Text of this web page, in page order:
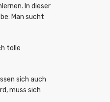
In dieser
Man sucht
tolle
sich auch
muss sich